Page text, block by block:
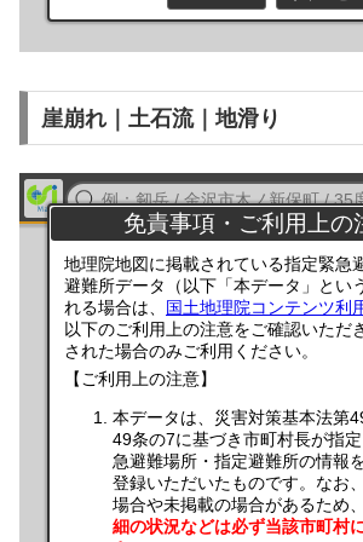
崖崩れ｜土石流｜地滑り